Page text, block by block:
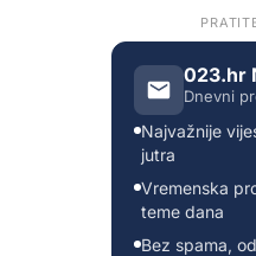
023.hr
Dnevni
Najvažnije
jutra
Vremenska
teme dana
Bez spama,